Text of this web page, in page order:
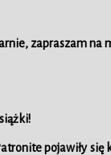
zapraszam na
pojawiły się